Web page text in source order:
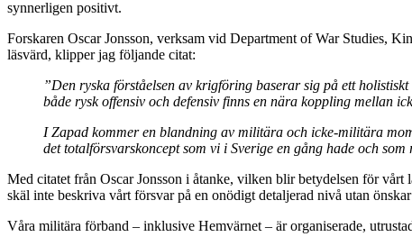
synnerligen positivt.
Forskaren Oscar Jonsson, verksam vid Department of War Studies,
läsvärd, klipper jag följande citat:
”Den ryska förståelsen av krigföring baserar sig på ett
både rysk offensiv och defensiv finns en nära koppling mellan
I Zapad kommer en blandning av militära och icke-militära
det totalförsvarskoncept som vi i Sverige en gång hade och
Med citatet från Oscar Jonsson i åtanke, vilken blir betydelsen för
skäl inte beskriva vårt försvar på en onödigt detaljerad nivå utan
Våra militära förband – inklusive Hemvärnet – är organiserade,